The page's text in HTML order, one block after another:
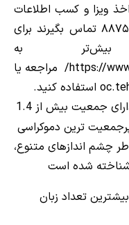
اخذ ویزا و کسب اطلاعات
دقیق، می‌توانند با شماره تلفن ۸۸۷۵۵۱۰۲ تماس بگیرند برای
بیش‌تر به
https://
مراجعه یا
هند که در جنوب آسیا واقع شده استدارای جمعیت بیش از 1.4
ترین دموکراسی
چشم اندازهای متنوع،
شده است
نو (840) دارای بیشترین تعداد زبان